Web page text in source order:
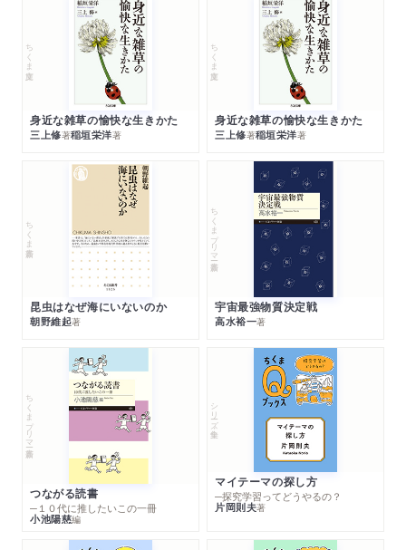
ちくま文庫
身近な雑草の愉快な生きかた
三上修著稲垣栄洋著
ちくま文庫
身近な雑草の愉快な生きかた
三上修著稲垣栄洋著
ちくま新書
昆虫はなぜ海にいないのか
朝野維起著
ちくまプリマー新書
宇宙最強物質決定戦
高水裕一著
ちくまプリマー新書
つながる読書
─１０代に推したいこの一冊
小池陽慈編
シリーズ・全集
マイテーマの探し方
─探究学習ってどうやるの？
片岡則夫著